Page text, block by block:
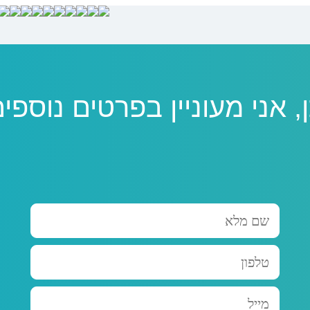
אני מעוניין בפרטים